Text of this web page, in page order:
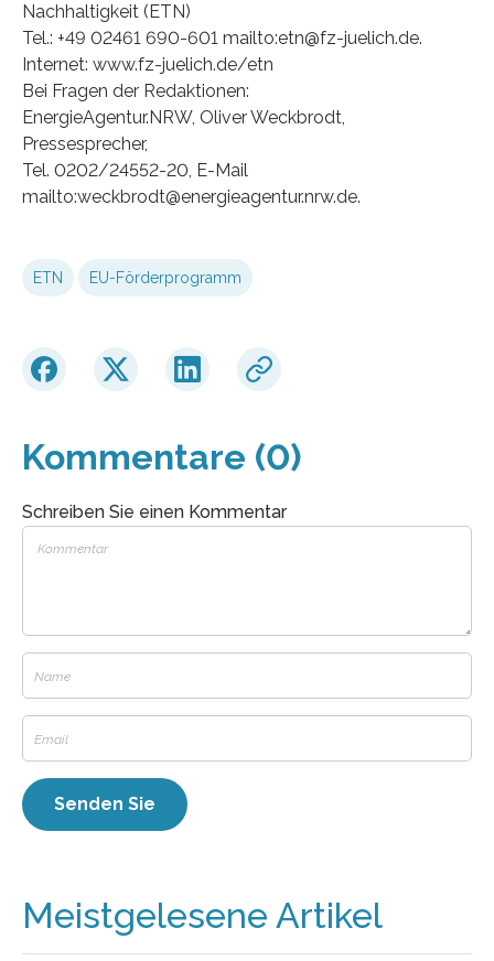
Nachhaltigkeit (ETN)
Tel.: +49 02461 690-601 mailto:etn@fz-juelich.de.
Internet: www.fz-juelich.de/etn
Bei Fragen der Redaktionen:
EnergieAgentur.NRW, Oliver Weckbrodt,
Pressesprecher,
Tel. 0202/24552-20, E-Mail
mailto:weckbrodt@energieagentur.nrw.de.
ETN EU-Förderprogramm
Kommentare (0)
Schreiben Sie einen Kommentar
Meistgelesene Artikel